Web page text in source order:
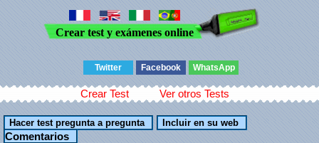
Crear test y exámenes online
Twitter Facebook WhatsApp
Crear Test Ver otros Tests
Comentarios